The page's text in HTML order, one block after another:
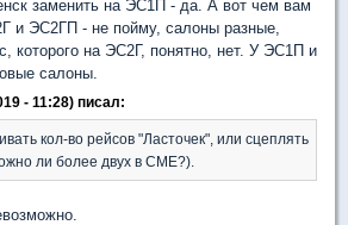
заменить на ЭС1П - да. А вот чем вам
и ЭС2ГП - не пойму, салоны разные,
которого на ЭС2Г, понятно, нет. У ЭС1П и
салоны.
- 11:28) писал:
кол-во рейсов "Ласточек", или сцеплять
ли более двух в СМЕ?).